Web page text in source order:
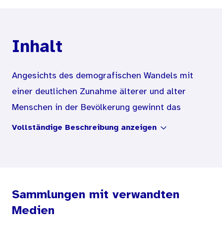
Inhalt
Angesichts des demografischen Wandels mit
einer deutlichen Zunahme älterer und alter
Menschen in der Bevölkerung gewinnt das
Thema „Gesundheitsförderung und Prävention
Die Lebenserwartung bei der Geburt liegt heute
für Mädchen bei 82,7 Jahren, für Jungen bei 77,7
Vollständige Beschreibung anzeigen
Sammlungen mit verwandten
Medien